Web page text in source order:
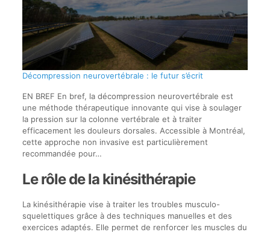
Décompression neurovertébrale : le futur s’écrit
EN BREF En bref, la décompression neurovertébrale est
une méthode thérapeutique innovante qui vise à soulager
la pression sur la colonne vertébrale et à traiter
efficacement les douleurs dorsales. Accessible à Montréal,
cette approche non invasive est particulièrement
recommandée pour…
Le rôle de la kinésithérapie
La kinésithérapie vise à traiter les troubles musculo-
squelettiques grâce à des techniques manuelles et des
exercices adaptés. Elle permet de renforcer les muscles du